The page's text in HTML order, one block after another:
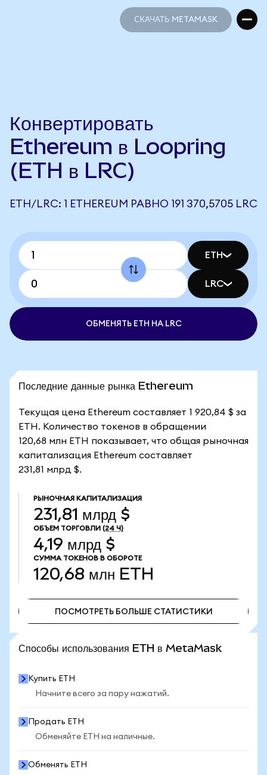
СКАЧАТЬ METAMASK
Конвертировать
Ethereum в Loopring
(ETH в LRC)
ETH/LRC: 1 ETHEREUM РАВНО 191 370,5705 LRC
ETH
LRC
ОБМЕНЯТЬ ETH НА LRC
Последние данные рынка Ethereum
Текущая цена Ethereum составляет 1 920,84 $ за
ETH. Количество токенов в обращении
120,68 млн ETH показывает, что общая рыночная
капитализация Ethereum составляет
231,81 млрд $.
РЫНОЧНАЯ КАПИТАЛИЗАЦИЯ
231,81 млрд $
ОБЪЕМ ТОРГОВЛИ (24 Ч)
4,19 млрд $
СУММА ТОКЕНОВ В ОБОРОТЕ
120,68 млн ETH
ПОСМОТРЕТЬ БОЛЬШЕ СТАТИСТИКИ
Способы использования ETH в MetaMask
Купить ETH
Начните всего за пару нажатий.
Продать ETH
Обменяйте ETH на наличные.
Обменять ETH